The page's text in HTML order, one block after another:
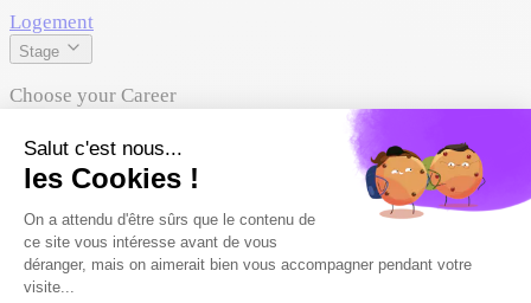
Logement
Stage
Choose your Career
Stage & Alternance
Vous êtes ?
Parent ÉcoleEntreprise
Parler à un conseiller
Se connecter
Journées Portes Ouvertes › My Digital School Rennes